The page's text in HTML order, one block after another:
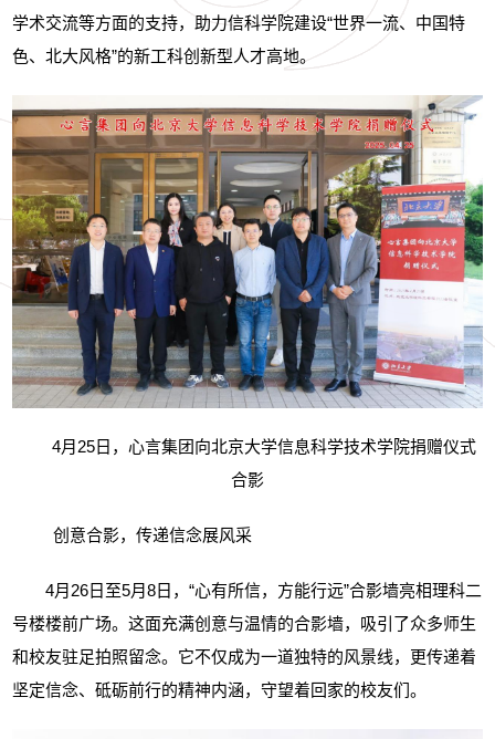
学术交流等方面的支持，助力信科学院建设“世界一流、中国特
色、北大风格”的新工科创新型人才高地。
4月25日，心言集团向北京大学信息科学技术学院捐赠仪式
合影
创意合影，传递信念展风采
4月26日至5月8日，“心有所信，方能行远”合影墙亮相理科二
号楼楼前广场。这面充满创意与温情的合影墙，吸引了众多师生
和校友驻足拍照留念。它不仅成为一道独特的风景线，更传递着
坚定信念、砥砺前行的精神内涵，守望着回家的校友们。